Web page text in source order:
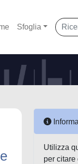
Sfoglia
Utilizza
per citare